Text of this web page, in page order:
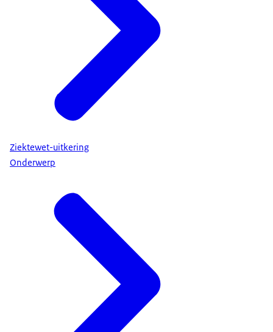
Ziektewet-uitkering
Onderwerp